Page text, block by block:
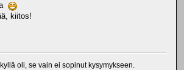
kiitos!
oli, se vain ei sopinut kysymykseen.